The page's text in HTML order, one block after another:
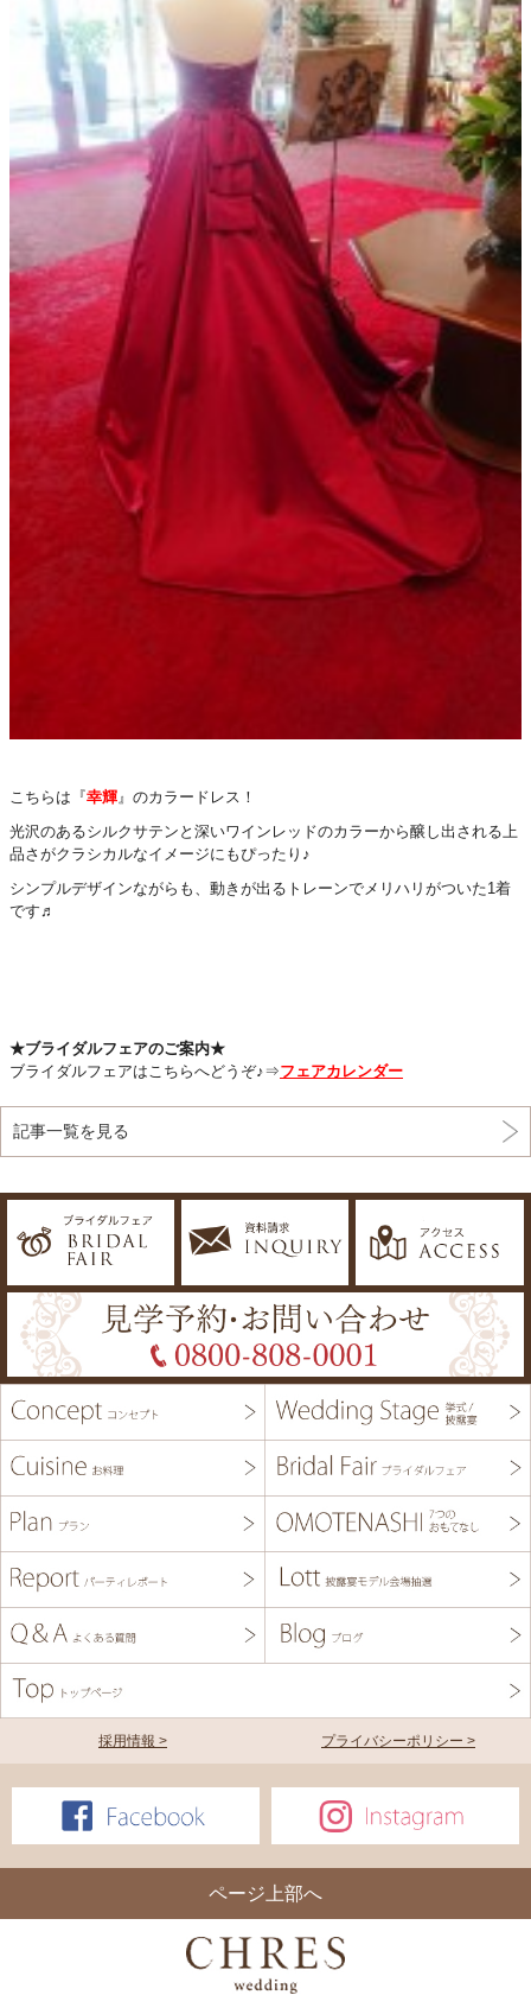
こちらは『幸輝 』のカラードレス！
光沢のあるシルクサテンと深いワインレッドのカラーから醸し出される上
品さがクラシカルなイメージにもぴったり♪
シンプルデザインながらも、動きが出るトレーンでメリハリがついた1着
です♬
★ブライダルフェアのご案内★
ブライダルフェアはこちらへどうぞ♪⇒フェアカレンダー
記事一覧を見る
採用情報 > プライバシーポリシー >
ページ上部へ